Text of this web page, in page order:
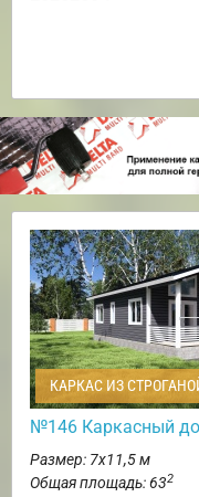
КАРКАС ИЗ
№146 Каркасный
Размер: 7х11,5 м
Общая площадь: 632